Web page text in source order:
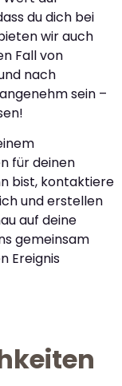
du dich bei
wir auch
Fall von
nach
sein –
für deinen
bist, kontaktiere
und erstellen
auf deine
gemeinsam
Ereignis